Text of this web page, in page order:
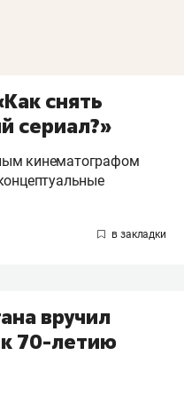
снять
сериал?»
кинематографом
вручил
70-летию